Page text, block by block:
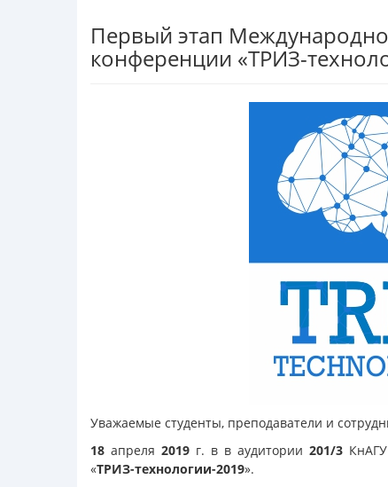
Первый этап
конференции «ТРИЗ-
Уважаемые студенты, преподаватели и
18 апреля 2019 г. в в аудитории 201/3
«ТРИЗ-технологии-2019».